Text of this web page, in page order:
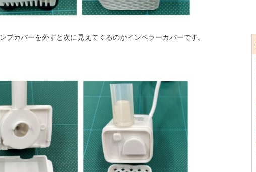
カバーを外すと次に見えてくるのがインペラーカバーです。